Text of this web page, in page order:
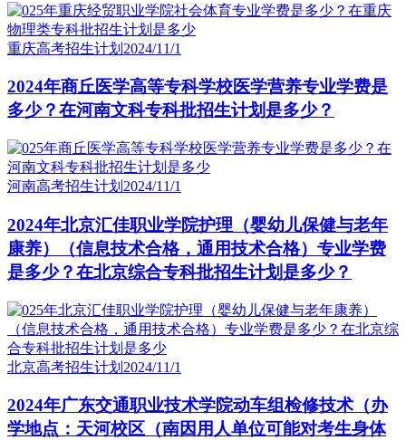
重庆高考招生计划 2024/11/1
2024年商丘医学高等专科学校医学营养专业学费是
多少？在河南文科专科批招生计划是多少？
河南高考招生计划 2024/11/1
2024年北京汇佳职业学院护理（婴幼儿保健与老年
康养）（信息技术合格，通用技术合格）专业学费
是多少？在北京综合专科批招生计划是多少？
北京高考招生计划 2024/11/1
2024年广东交通职业技术学院动车组检修技术（办
学地点：天河校区（南因用人单位可能对考生身体